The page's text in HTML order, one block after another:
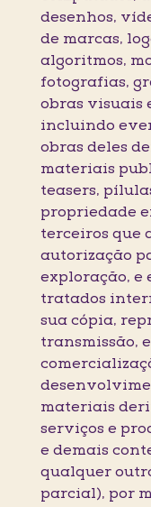
desenhos,
de marcas,
algoritmos,
fotografias,
obras visuais
incluindo
obras deles
materiais
teasers,
propriedade
terceiros que
autorização
exploração, e
tratados
sua cópia,
transmissão,
materiais
serviços e
e demais
qualquer
parcial), por